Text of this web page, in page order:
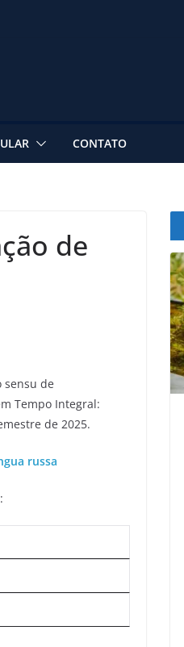
CONTATO
de
sensu de
Tempo Integral:
de 2025.
russa